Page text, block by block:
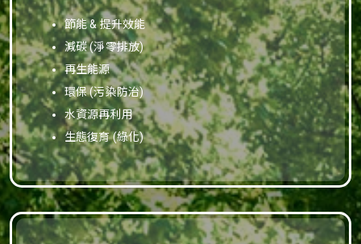
節能 & 提升效能
減碳 (淨零排放)
再生能源
環保 (污染防治)
水資源再利用
生態復育 (綠化)